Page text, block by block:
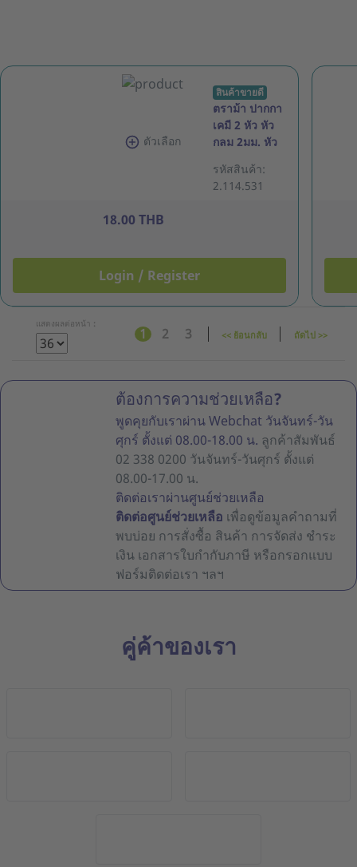
ตัวเลือก
สินค้าขายดี
ตราม้า ปากกา
เคมี 2 หัว หัว
กลม 2มม. หัว
น้ำเงิน
รหัสสินค้า:
2.114.531
18.00 THB
Login / Register
แสดงผลต่อหน้า :
1 2 3 << ย้อนกลับ ถัดไป >>
ต้องการความช่วยเหลือ?
พูดคุยกับเราผ่าน Webchat วันจันทร์-วัน
ศุกร์ ตั้งแต่ 08.00-18.00 น. ลูกค้าสัมพันธ์
02 338 0200 วันจันทร์-วันศุกร์ ตั้งแต่
08.00-17.00 น.
ติดต่อเราผ่านศูนย์ช่วยเหลือ
ติดต่อศูนย์ช่วยเหลือ เพื่อดูข้อมูลคำถามที่
พบบ่อย การสั่งซื้อ สินค้า การจัดส่ง ชำระ
เงิน เอกสารใบกำกับภาษี หรือกรอกแบบ
ฟอร์มติดต่อเรา ฯลฯ
คู่ค้าของเรา